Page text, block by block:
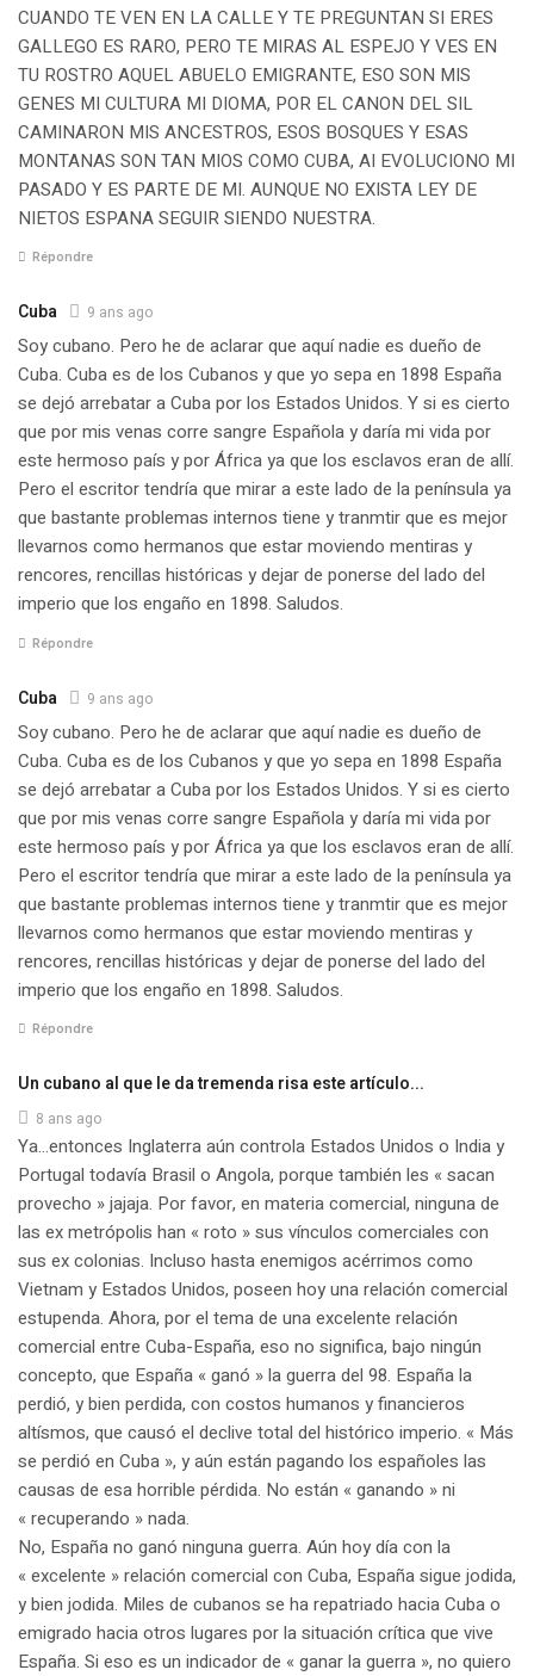
CUANDO TE VEN EN LA CALLE Y TE PREGUNTAN SI ERES
GALLEGO ES RARO, PERO TE MIRAS AL ESPEJO Y VES EN
TU ROSTRO AQUEL ABUELO EMIGRANTE, ESO SON MIS
GENES MI CULTURA MI DIOMA, POR EL CANON DEL SIL
CAMINARON MIS ANCESTROS, ESOS BOSQUES Y ESAS
MONTANAS SON TAN MIOS COMO CUBA, AI EVOLUCIONO MI
PASADO Y ES PARTE DE MI. AUNQUE NO EXISTA LEY DE
NIETOS ESPANA SEGUIR SIENDO NUESTRA.
Répondre
Cuba 9 ans ago
Soy cubano. Pero he de aclarar que aquí nadie es dueño de
Cuba. Cuba es de los Cubanos y que yo sepa en 1898 España
se dejó arrebatar a Cuba por los Estados Unidos. Y si es cierto
que por mis venas corre sangre Española y daría mi vida por
este hermoso país y por África ya que los esclavos eran de allí.
Pero el escritor tendría que mirar a este lado de la península ya
que bastante problemas internos tiene y tranmtir que es mejor
llevarnos como hermanos que estar moviendo mentiras y
rencores, rencillas históricas y dejar de ponerse del lado del
imperio que los engaño en 1898. Saludos.
Répondre
Cuba 9 ans ago
Soy cubano. Pero he de aclarar que aquí nadie es dueño de
Cuba. Cuba es de los Cubanos y que yo sepa en 1898 España
se dejó arrebatar a Cuba por los Estados Unidos. Y si es cierto
que por mis venas corre sangre Española y daría mi vida por
este hermoso país y por África ya que los esclavos eran de allí.
Pero el escritor tendría que mirar a este lado de la península ya
que bastante problemas internos tiene y tranmtir que es mejor
llevarnos como hermanos que estar moviendo mentiras y
rencores, rencillas históricas y dejar de ponerse del lado del
imperio que los engaño en 1898. Saludos.
Répondre
Un cubano al que le da tremenda risa este artículo...
8 ans ago
Ya…entonces Inglaterra aún controla Estados Unidos o India y
Portugal todavía Brasil o Angola, porque también les « sacan
provecho » jajaja. Por favor, en materia comercial, ninguna de
las ex metrópolis han « roto » sus vínculos comerciales con
sus ex colonias. Incluso hasta enemigos acérrimos como
Vietnam y Estados Unidos, poseen hoy una relación comercial
estupenda. Ahora, por el tema de una excelente relación
comercial entre Cuba-España, eso no significa, bajo ningún
concepto, que España « ganó » la guerra del 98. España la
perdió, y bien perdida, con costos humanos y financieros
altísmos, que causó el declive total del histórico imperio. « Más
se perdió en Cuba », y aún están pagando los españoles las
causas de esa horrible pérdida. No están « ganando » ni
« recuperando » nada.
No, España no ganó ninguna guerra. Aún hoy día con la
« excelente » relación comercial con Cuba, España sigue jodida,
y bien jodida. Miles de cubanos se ha repatriado hacia Cuba o
emigrado hacia otros lugares por la situación crítica que vive
España. Si eso es un indicador de « ganar la guerra », no quiero